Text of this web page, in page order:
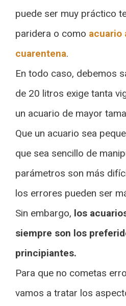
puede ser muy práctico
paridera o como acuario
cuarentena.
En todo caso, debemos
de 20 litros exige tanta
un acuario de mayor
Que un acuario sea
que sea sencillo de
parámetros son más
los errores pueden ser
Sin embargo, los
siempre son los
principiantes.
Para que no cometas
vamos a tratar los